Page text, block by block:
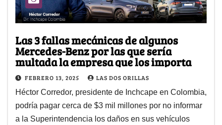
Las 3 fallas mecánicas de algunos
Mercedes-Benz por las que sería
multada la empresa que los importa
FEBRERO 13, 2025 LAS DOS ORILLAS
Héctor Corredor, presidente de Inchcape en Colombia,
podría pagar cerca de $3 mil millones por no informar
a la Superintendencia los daños en sus vehículos